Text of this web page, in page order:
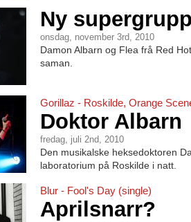
Ny
onsdag, november 3rd, 2010
Damon Albarn og Flea frå Red
saman.
Gorillaz - Roskilde, Orange
Doktor Albarn
fredag, juli 2nd, 2010
Den musikalske heksedoktoren
laboratorium på Roskilde i natt.
Blur - Fool's Day (single)
Aprilsnarr?